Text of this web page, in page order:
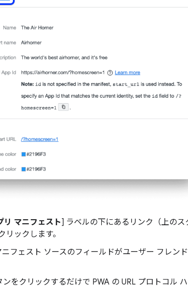
リ マニフェスト] ラベルの下にあるリンク（上のス
リックします。
フェスト ソースのフィールドがユーザー フレン
をクリックするだけで PWA の URL プロトコル